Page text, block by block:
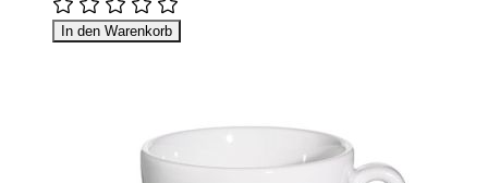
In den Warenkorb